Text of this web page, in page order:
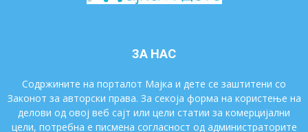
ЗА НАС
Содржините на порталот Мајка и дете се заштитени со
Законот за авторски права. За секоја форма на користење на
делови од овој веб сајт или цели статии за комерцијални
цели, потребна е писмена согласност од администраторите